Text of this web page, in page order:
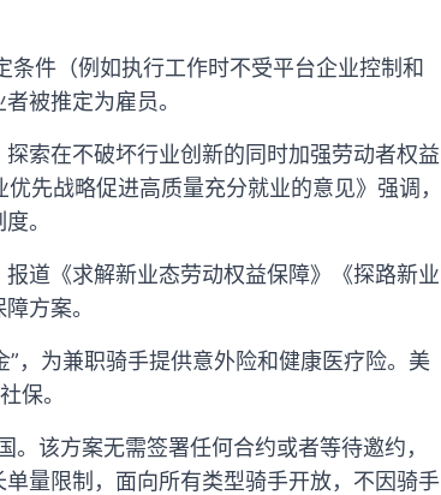
件（例如执行工作时不受平台企业控制和
被推定为雇员。
索在不破坏行业创新的同时加强劳动者权益
先战略促进高质量充分就业的意见》强调，
。
道《求解新业态劳动权益保障》《探路新业
方案。
，为兼职骑手提供意外险和健康医疗险。美
保。
该方案无需签署任何合约或者等待邀约，
量限制，面向所有类型骑手开放，不因骑手